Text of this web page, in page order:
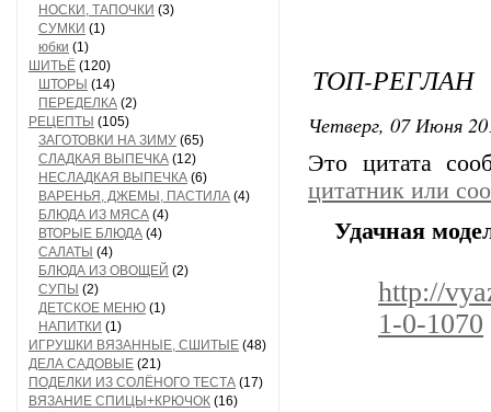
НОСКИ, ТАПОЧКИ (3)
СУМКИ (1)
юбки (1)
ШИТЬЁ (120)
ШТОРЫ (14)
ПЕРЕДЕЛКА (2)
РЕЦЕПТЫ (105)
ЗАГОТОВКИ НА ЗИМУ (65)
СЛАДКАЯ ВЫПЕЧКА (12)
НЕСЛАДКАЯ ВЫПЕЧКА (6)
ВАРЕНЬЯ, ДЖЕМЫ, ПАСТИЛА (4)
БЛЮДА ИЗ МЯСА (4)
ВТОРЫЕ БЛЮДА (4)
САЛАТЫ (4)
БЛЮДА ИЗ ОВОЩЕЙ (2)
СУПЫ (2)
ДЕТСКОЕ МЕНЮ (1)
НАПИТКИ (1)
ИГРУШКИ ВЯЗАННЫЕ, СШИТЫЕ (48)
ДЕЛА САДОВЫЕ (21)
ПОДЕЛКИ ИЗ СОЛЁНОГО ТЕСТА (17)
ВЯЗАНИЕ СПИЦЫ+КРЮЧОК (16)
ТОП-РЕГЛАН
Четверг, 07 Июня
Это цитата
цитатник или
Удачная
http://
1-0-1070